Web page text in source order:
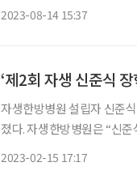
2023-08-14 15:37
‘제2회 자생 신준식
자생한방병원 설립자 신준
졌다. 자생한방병원은 “신준
2023-02-15 17:17